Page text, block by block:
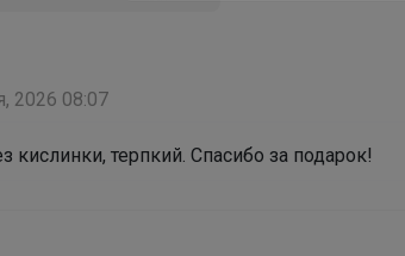
2026 08:07
терпкий. Спасибо за подарок!
С таким рюкзаком